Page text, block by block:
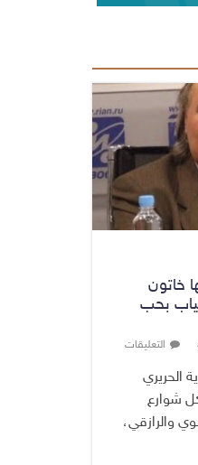
خاتون
بحب
التعليقات
الحريري
شوارع
والرازقي،